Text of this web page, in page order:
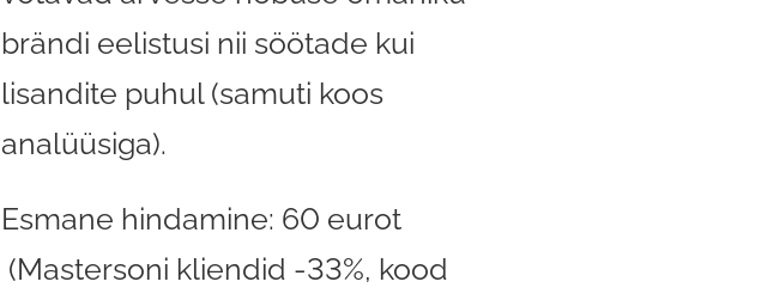
brändi eelistusi nii söötade kui
lisandite puhul (samuti koos
analüüsiga).
Esmane hindamine: 60 eurot
(Mastersoni kliendid -33%, kood